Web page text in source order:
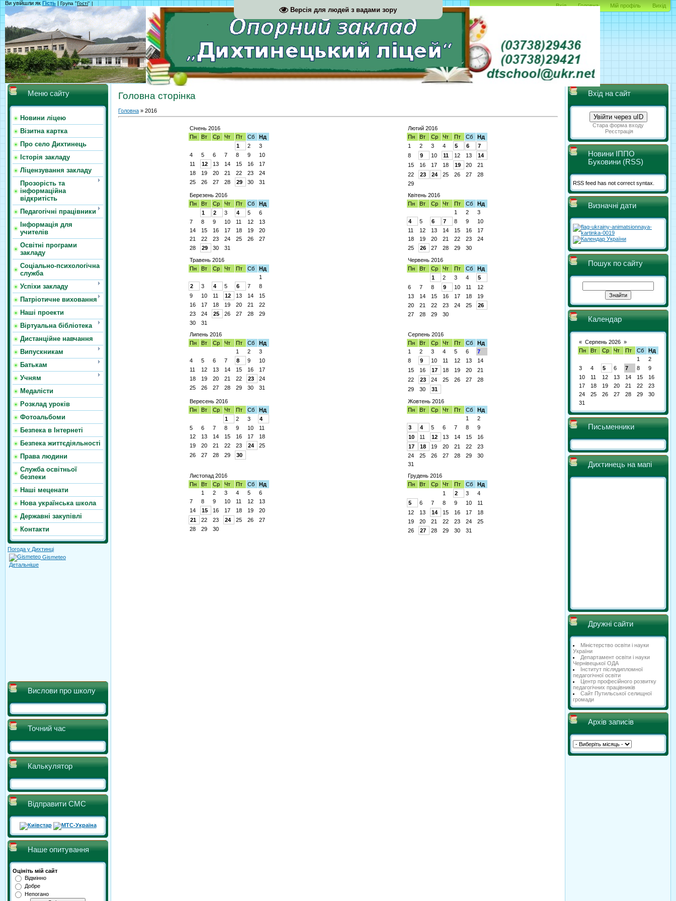
Версія для людей з вадами зору
Вхід Головна Мій профіль Вихід
Ви увійшли як Гість | Група "Гості" |
Меню сайту
Новини ліцею
Візитна картка
Про село Дихтинець
Історія закладу
Ліцензування закладу
Прозорість та
інформаційна
відкритість
Педагогічні працівники
Інформація для
учителів
Освітні програми
закладу
Соціально-психологічна
служба
Успіхи закладу
Патріотичне виховання
Наші проекти
Віртуальна бібліотека
Дистанційне навчання
Випускникам
Батькам
Учням
Медалісти
Розклад уроків
Фотоальбоми
Безпека в Інтернеті
Безпека життєдіяльності
Права людини
Служба освітньої
безпеки
Наші меценати
Нова українська школа
Державні закупівлі
Контакти
Погода у Дихтинці
Gismeteo
Детальніше
Вислови про школу
Точний час
Калькулятор
Відправити СМС
Наше опитування
Оцініть мій сайт
Відмінно
Добре
Непогано
Головна сторінка
Головна » 2016
Січень 2016
Пн
Вт Ср Чт Пт Сб
Нд
1
2
3
4
5 6 7 8 9
10
11
12 13 14 15 16
17
18
19 20 21 22 23
24
25
26 27 28 29 30 31
Лютий 2016
Пн
Вт Ср Чт Пт Сб
Нд
1
2 3 4 5 6
7
8
9 10 11 12 13
14
15
16 17 18 19 20
21
22
23 24 25 26 27
28
29
Березень 2016
Пн
Вт Ср Чт Пт Сб
Нд
1
2 3 4 5
6
7
8 9 10 11 12
13
14
15 16 17 18 19
20
21
22 23 24 25 26
27
28
29 30 31
Квітень 2016
Пн
Вт Ср Чт Пт Сб
Нд
1
2
3
4
5 6 7 8 9
10
11
12 13 14 15 16
17
18
19 20 21 22 23
24
25
26 27 28 29
30
Травень 2016
Пн
Вт Ср Чт Пт Сб
Нд
1
2
3 4 5 6 7
8
9
10 11 12 13 14
15
16
17 18 19 20 21
22
23
24 25 26 27 28
29
30
31
Червень 2016
Пн
Вт Ср Чт Пт Сб
Нд
1
2 3 4
5
6
7 8 9 10 11
12
13
14 15 16 17 18
19
20
21 22 23 24 25
26
27
28 29 30
Липень 2016
Пн
Вт Ср Чт Пт Сб
Нд
1
2
3
4
5 6 7 8 9
10
11
12 13 14 15 16
17
18
19 20 21 22 23
24
25
26 27 28 29 30 31
Серпень 2016
Пн
Вт Ср Чт Пт Сб
Нд
1
2 3 4 5 6
7
8
9 10 11 12 13
14
15
16 17 18 19 20
21
22
23 24 25 26 27
28
29
30
31
Вересень 2016
Пн
Вт Ср Чт Пт Сб
Нд
1
2 3
4
5
6 7 8 9 10
11
12
13 14 15 16 17
18
19
20 21 22 23 24
25
26
27 28 29 30
Жовтень 2016
Пн
Вт Ср Чт Пт Сб
Нд
1
2
3
4 5 6 7 8
9
10
11 12 13 14 15
16
17
18 19 20 21 22
23
24
25 26 27 28 29
30
31
Листопад 2016
Пн
Вт Ср Чт Пт Сб
Нд
1
2 3 4 5
6
7
8 9 10 11 12
13
14
15 16 17 18 19
20
21
22 23 24 25 26
27
28
29 30
Грудень 2016
Пн
Вт Ср Чт Пт Сб
Нд
1
2 3
4
5
6 7 8 9 10
11
12
13 14 15 16 17
18
19
20 21 22 23 24
25
26
27 28 29 30 31
Вхід на сайт
Увійти через uID
Стара форма входу
Реєстрація
Новини ІППО
Буковини (RSS)
RSS feed has not correct syntax.
Визначні дати
Пошук по сайту
Календар
« Серпень 2026 »
Пн
Вт Ср Чт Пт Сб
Нд
1
2
3
4 5 6 7 8
9
10
11 12 13 14 15
16
17
18 19 20 21 22
23
24
25 26 27 28 29
30
31
Письменники
Дихтинець на мапі
Дружні сайти
Міністерство освіти і науки
України
Департамент освіти і науки
Чернівецької ОДА
Інститут післядипломної
педагогічної освіти
Центр професійного розвитку
педагогічних працівників
Сайт Путильської селищної
громади
Архів записів